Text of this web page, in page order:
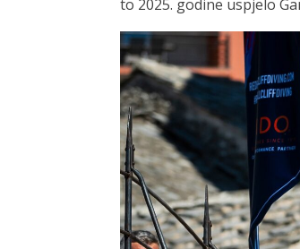
to 2025. godine uspjelo